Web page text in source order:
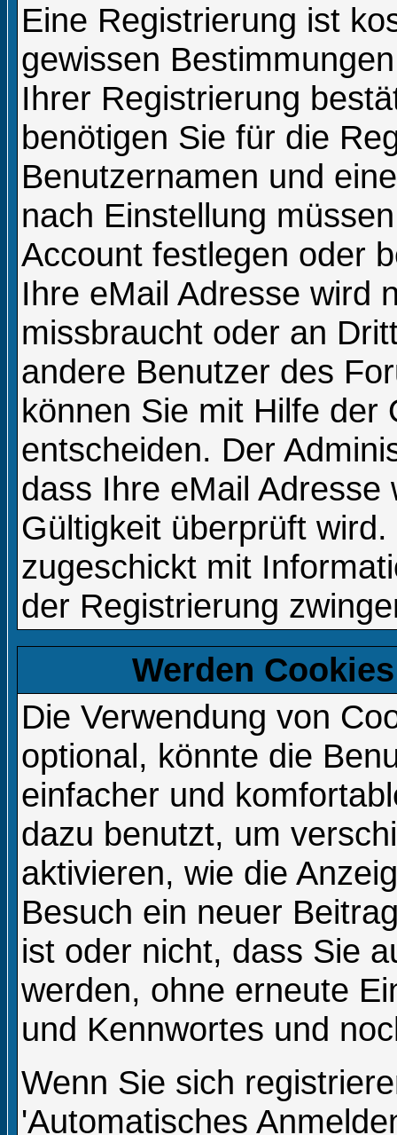
Eine Registrierung ist
gewissen
Ihrer Registrierung
benötigen Sie für die
Benutzernamen und
nach Einstellung
Account festlegen oder
Ihre eMail Adresse wird
missbraucht oder an
andere Benutzer des
können Sie mit Hilfe der
entscheiden. Der
dass Ihre eMail
Gültigkeit überprüft
zugeschickt mit
der Registrierung
Werden
Die Verwendung von
optional, könnte die
einfacher und
dazu benutzt, um
aktivieren, wie die
Besuch ein neuer
ist oder nicht, dass Sie
werden, ohne erneute
und Kennwortes und
Wenn Sie sich
'Automatisches